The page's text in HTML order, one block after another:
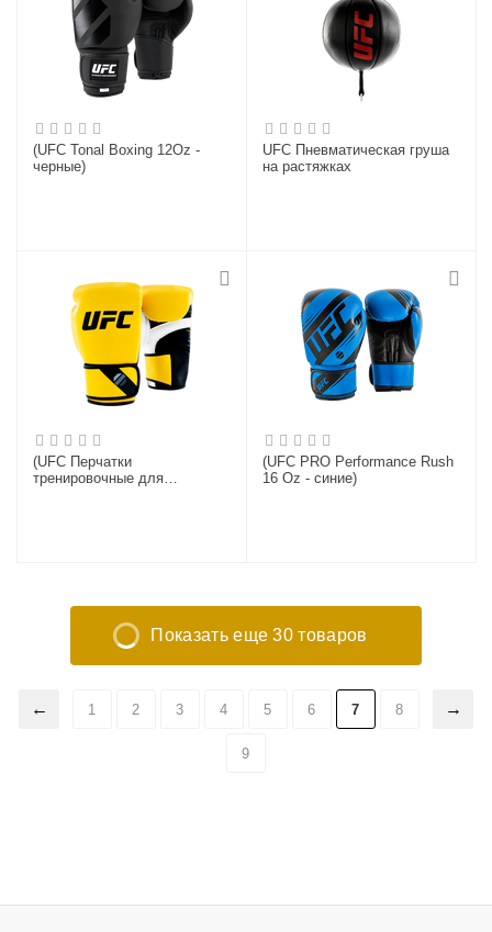
(UFC Tonal Boxing 12Oz -
черные)
UFC Пневматическая груша
на растяжках
(UFC Перчатки
тренировочные для
(UFC PRO Performance Rush
16 Oz - синие)
Показать еще 30 товаров
1 2 3 4 5 6 7 8
9